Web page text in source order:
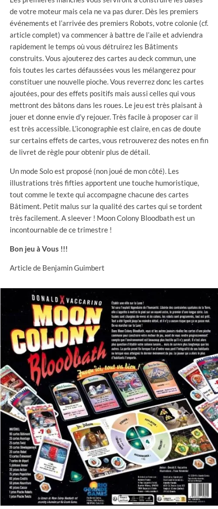
de votre moteur mais cela ne va pas durer. Dès les premiers
événements et l’arrivée des premiers Robots, votre colonie (cf.
article complet) va commencer à battre de l’aile et adviendra
rapidement le temps où vous détruirez les Bâtiments
construits. Vous ajouterez des cartes au deck commun, une
fois toutes les cartes défaussées vous les mélangerez pour
constituer une nouvelle pioche. Vous reverrez donc les cartes
ajoutées, pour des effets positifs mais aussi celles qui vous
mettront des bâtons dans les roues. Le jeu est très plaisant à
jouer et donne envie d’y rejouer. Très facile à proposer car il
est très accessible. L’iconographie est claire, en cas de doute
sur certains effets de cartes, vous retrouverez des notes en fin
de livret de règle pour obtenir plus de détail.
Un mode Solo est proposé (non joué de mon côté). Les
illustrations très fifties apportent une touche humoristique,
tout comme le texte qui accompagne chacune des cartes
Bâtiment. Petit malus sur la qualité des cartes qui se tordent
très facilement. A sleever ! Moon Colony Bloodbath est un
incontournable de ce trimestre !
Bon jeu à Vous !!!
Article de Benjamin Guimbert